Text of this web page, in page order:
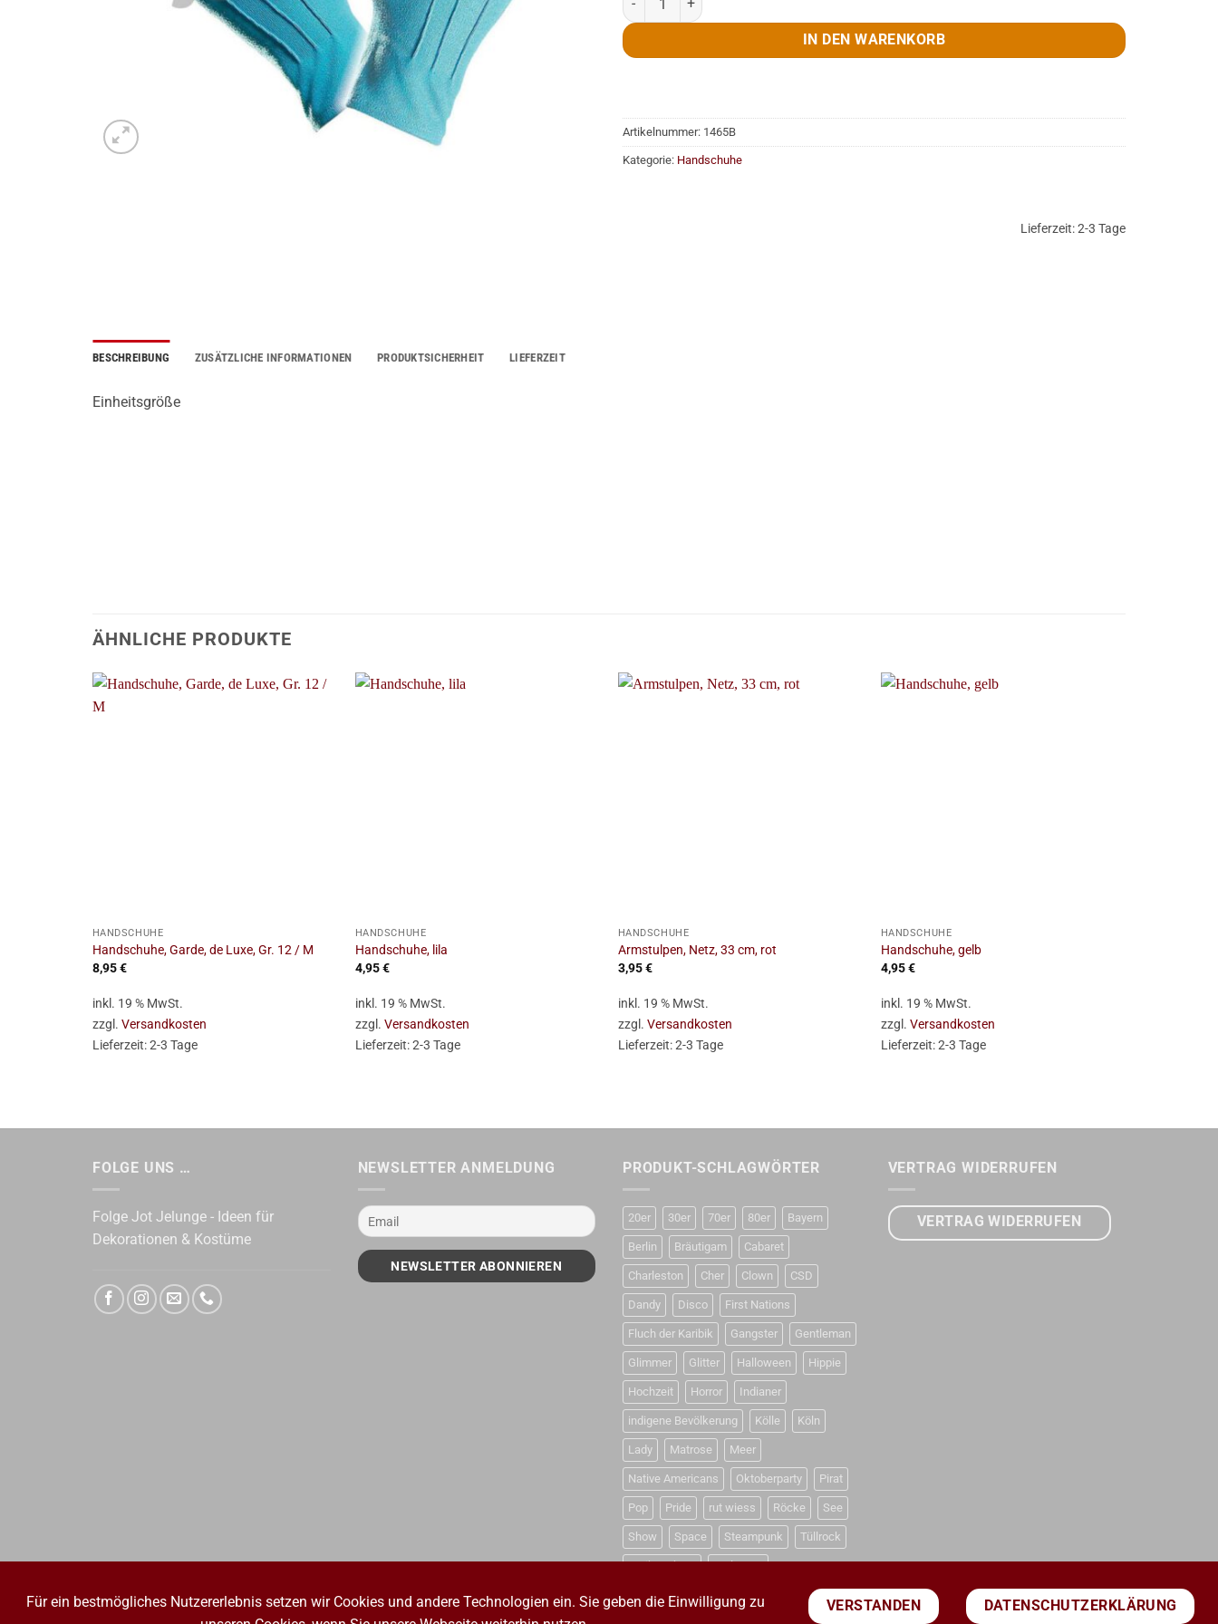
IN DEN WARENKORB
Artikelnummer: 1465B
Kategorie: Handschuhe
Lieferzeit:2-3 Tage
BESCHREIBUNG ZUSÄTZLICHE INFORMATIONEN PRODUKTSICHERHEIT LIEFERZEIT
Einheitsgröße
ÄHNLICHE PRODUKTE
HANDSCHUHE
Handschuhe, Garde, de Luxe, Gr. 12 / M
8,95€
inkl. 19 % MwSt.
zzgl. Versandkosten
Lieferzeit:2-3 Tage
HANDSCHUHE
Handschuhe, lila
4,95€
inkl. 19 % MwSt.
zzgl. Versandkosten
Lieferzeit:2-3 Tage
HANDSCHUHE
Armstulpen, Netz, 33 cm, rot
3,95€
inkl. 19 % MwSt.
zzgl. Versandkosten
Lieferzeit:2-3 Tage
HANDSCHUHE
Handschuhe, gelb
4,95€
inkl. 19 % MwSt.
zzgl. Versandkosten
Lieferzeit:2-3 Tage
FOLGE UNS …
Folge Jot Jelunge - Ideen für
Dekorationen & Kostüme
NEWSLETTER ANMELDUNG PRODUKT-SCHLAGWÖRTER
20er 30er 70er 80er Bayern
Berlin Bräutigam Cabaret
Charleston Cher Clown CSD
Dandy Disco First Nations
Fluch der Karibik Gangster Gentleman
Glimmer Glitter Halloween Hippie
Hochzeit Horror Indianer
indigene Bevölkerung Kölle Köln
Lady Matrose Meer
Native Americans Oktoberparty Pirat
Pop Pride rut wiess Röcke See
Show Space Steampunk Tüllrock
Weihnachten Weltraum
VERTRAG WIDERRUFEN
VERTRAG WIDERRUFEN
Für ein bestmögliches Nutzererlebnis setzen wir Cookies und andere Technologien ein. Sie geben die Einwilligung zu
VERSTANDEN DATENSCHUTZERKLÄRUNG